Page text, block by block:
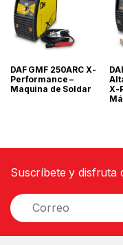
DAF GMF 250ARC X-
Performance –
Maquina de Soldar
X-
Suscríbete y disfruta
E
m